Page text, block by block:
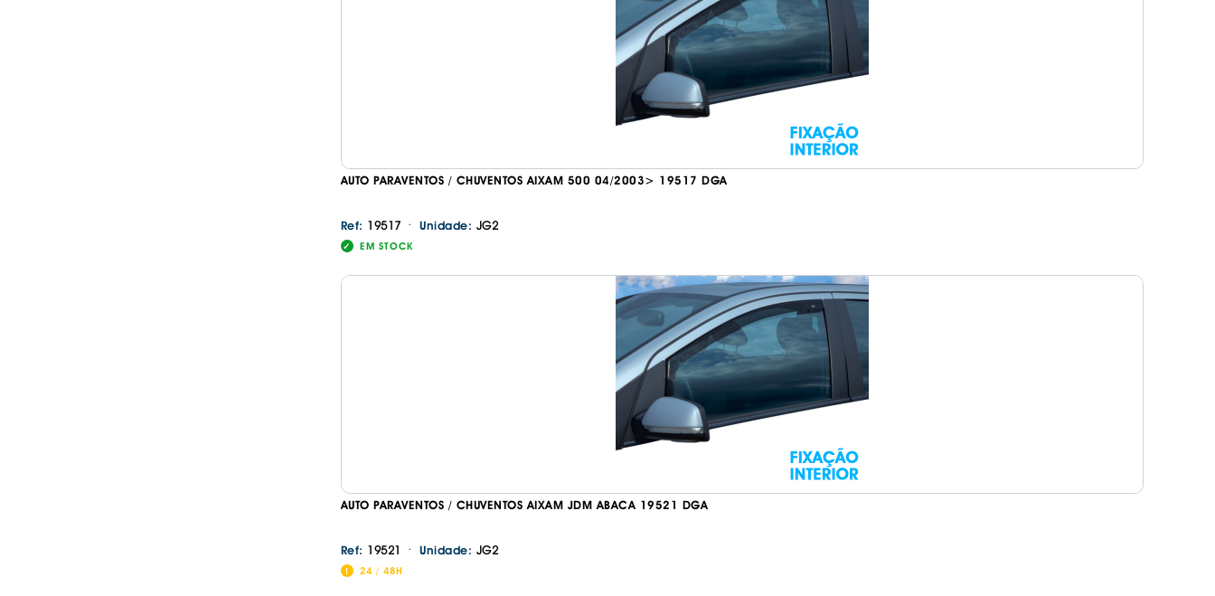
AUTO PARAVENTOS / CHUVENTOS AIXAM 500 04/2003> 19517 DGA
Ref: 19517 · Unidade: JG2
EM STOCK
AUTO PARAVENTOS / CHUVENTOS AIXAM JDM ABACA 19521 DGA
Ref: 19521 · Unidade: JG2
24 / 48H
Ir para o carrinho